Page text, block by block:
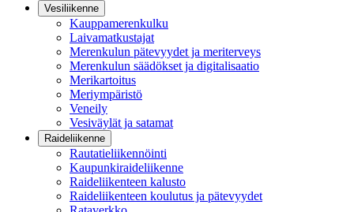
Vesiliikenne
Kauppamerenkulku
Laivamatkustajat
Merenkulun pätevyydet ja meriterveys
Merenkulun säädökset ja digitalisaatio
Merikartoitus
Meriympäristö
Veneily
Vesiväylät ja satamat
Raideliikenne
Rautatieliikennöinti
Kaupunkiraideliikenne
Raideliikenteen kalusto
Raideliikenteen koulutus ja pätevyydet